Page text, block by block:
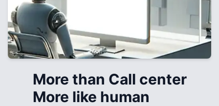
More than Call center
More like human